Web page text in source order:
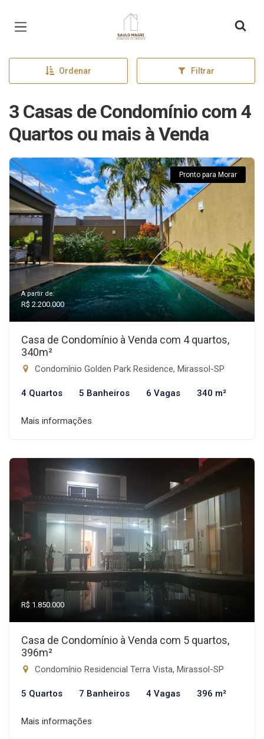
Página inicial
Ordenar Filtrar
3 Casas de Condomínio com 4
Quartos ou mais à Venda
Pronto para Morar
A partir de:
R$ 2.200.000
Casa de Condomínio à Venda com 4 quartos,
340m²
Condomínio Golden Park Residence, Mirassol-SP
4 Quartos 5 Banheiros 6 Vagas 340 m²
Mais informações
R$ 1.850.000
Casa de Condomínio à Venda com 5 quartos,
396m²
Condomínio Residencial Terra Vista, Mirassol-SP
5 Quartos 7 Banheiros 4 Vagas 396 m²
Mais informações